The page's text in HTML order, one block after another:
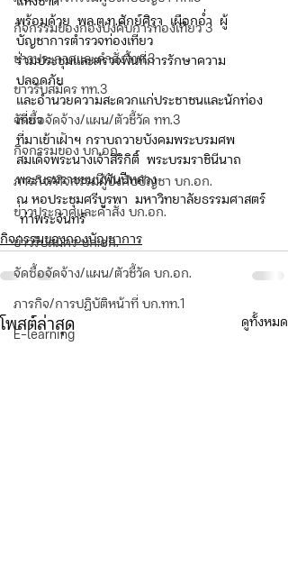
กิจกรรมของกองบังคับการท่องเที่ยว 3
ข่าวประกาศและคำสั่ง ทท.3
ข่าวรับสมัคร ทท.3
จัดซื้อจัดจ้าง/แผน/ตัวชี้วัด ทท.3
กิจกรรมของ บก.อก.
ภารกิจ/กิจกรรมผู้บังคับบัญชา บก.อก.
ข่าวประกาศและคำสั่ง บก.อก.
ข่าวรับสมัคร บก.อก.
จัดซื้อจัดจ้าง/แผน/ตัวชี้วัด บก.อก.
ภารกิจ/การปฏิบัติหน้าที่ บก.ทท.1
E-learning
พร้อมด้วย  พล.ต.ท.ศักย์ศิรา  เผือกอ่ำ  ผู้
บัญชาการตำรวจท่องเที่ยว
ร่วมประชุมและตรวจพื้นที่การรักษาความ
ปลอดภัย
และอำนวยความสะดวกแก่ประชาชนและนักท่อง
เที่ยว
ที่มาเข้าเฝ้าฯ กราบถวายบังคมพระบรมศพ
สมเด็จพระนางเจ้าสิริกิติ์  พระบรมราชินีนาถ
พระบรมราชชนนีพันปีหลวง
ณ หอประชุมศรีบูรพา  มหาวิทยาลัยธรรมศาสตร์
ท่าพระจันทร์
กิจกรรมของกองบัญชาการ
โพสต์ล่าสุด ดูทั้งหมด